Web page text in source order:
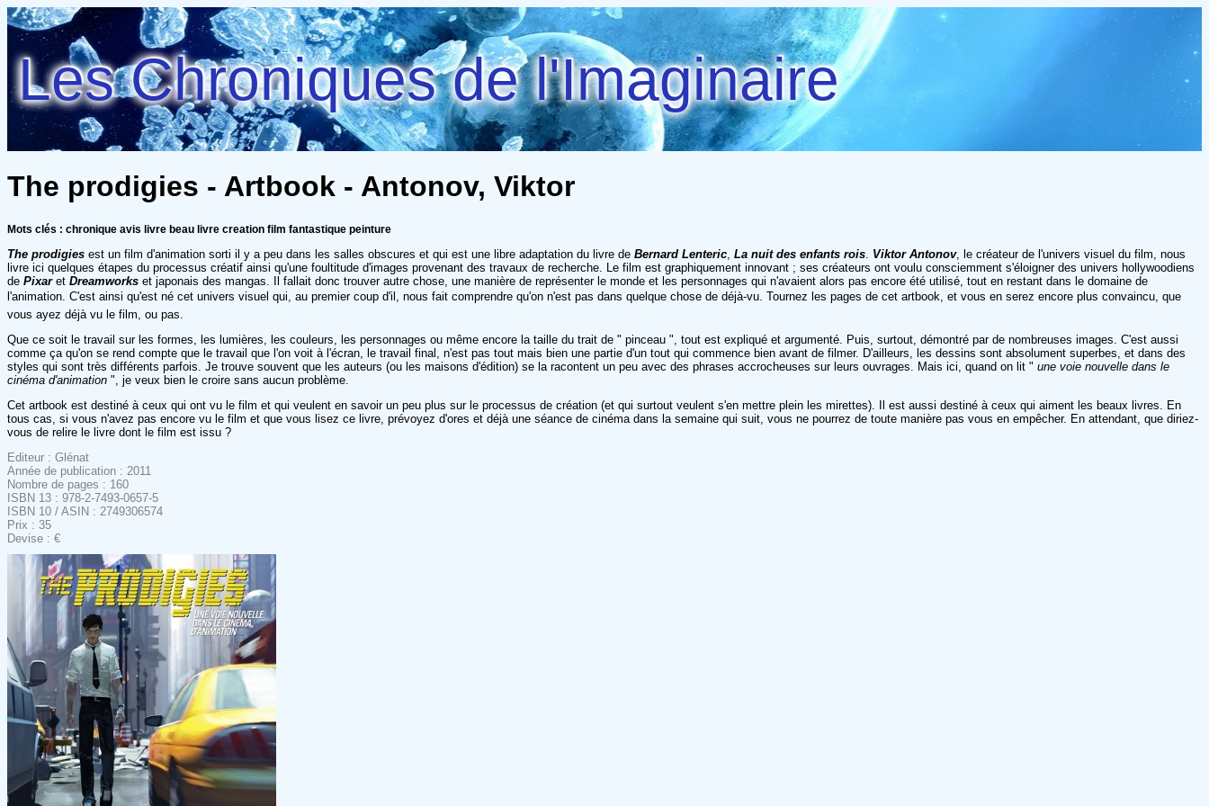
Les Chroniques de l'Imaginaire
The prodigies - Artbook - Antonov, Viktor
Mots clés : chronique avis livre beau livre creation film fantastique peinture
The prodigies est un film d'animation sorti il y a peu dans les salles obscures et qui est une libre adaptation du livre de Bernard Lenteric La nuit des enfants rois Viktor Antonov, le créateur de l'univers visuel du film, nous
livre ici quelques étapes du processus créatif ainsi qu'une foultitude d'images provenant des travaux de recherche. Le film est graphiquement innovant ; ses créateurs ont voulu consciemment s'éloigner des univers hollywoodiens
de Pixaret Dreamworks et japonais des mangas. Il fallait donc trouver autre chose, une manière de représenter le monde et les personnages qui n'avaient alors pas encore été utilisé, tout en restant dans le domaine de
l'animation. C'est ainsi qu'est né cet univers visuel qui, au premier coup d'il, nous fait comprendre qu'on n'est pas dans quelque chose de déjà-vu. Tournez les pages de cet artbook, et vous en serez encore plus convaincu, que
vous ayez déjà vu le film, ou pas.
Que ce soit le travail sur les formes, les lumières, les couleurs, les personnages ou même encore la taille du trait de " pinceau ", tout est expliqué et argumenté. Puis, surtout, démontré par de nombreuses images. C'est aussi
comme ça qu'on se rend compte que le travail que l'on voit à l'écran, le travail final, n'est pas tout mais bien une partie d'un tout qui commence bien avant de filmer. D'ailleurs, les dessins sont absolument superbes, et dans des
styles qui sont très différents parfois. Je trouve souvent que les auteurs (ou les maisons d'édition) se la racontent un peu avec des phrases accrocheuses sur leurs ouvrages. Mais ici, quand on lit " une voie nouvelle dans le
cinéma d'animation ", je veux bien le croire sans aucun problème.
Cet artbook est destiné à ceux qui ont vu le film et qui veulent en savoir un peu plus sur le processus de création (et qui surtout veulent s'en mettre plein les mirettes). Il est aussi destiné à ceux qui aiment les beaux livres. En
tous cas, si vous n'avez pas encore vu le film et que vous lisez ce livre, prévoyez d'ores et déjà une séance de cinéma dans la semaine qui suit, vous ne pourrez de toute manière pas vous en empêcher. En attendant, que diriez-
vous de relire le livre dont le film est issu ?
Editeur : Glénat
Année de publication : 2011
Nombre de pages : 160
ISBN 13 : 978-2-7493-0657-5
ISBN 10 / ASIN : 2749306574
Prix : 35
Devise : €